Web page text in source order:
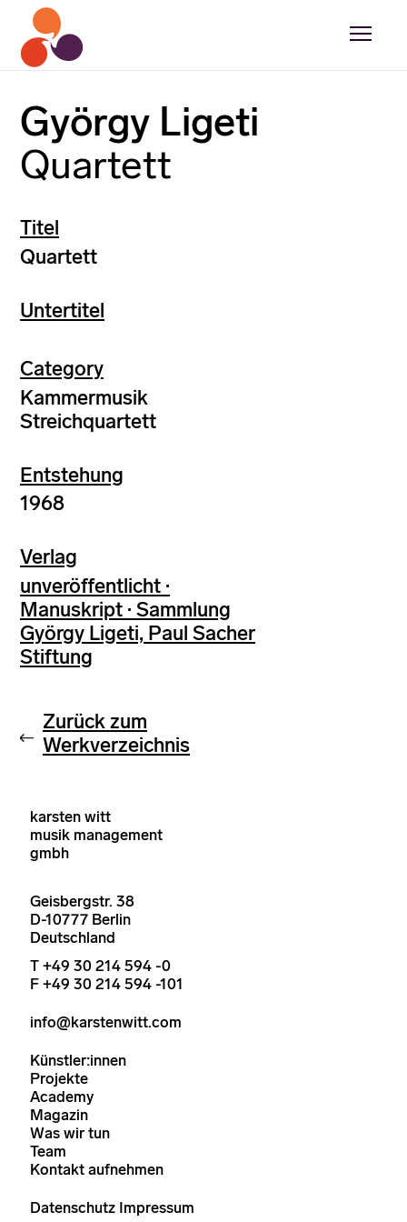
György Ligeti
Quartett
Titel
Quartett
Untertitel
Category
Kammermusik
Streichquartett
Entstehung
1968
Verlag
unveröffentlicht ·
Manuskript · Sammlung
György Ligeti, Paul Sacher
Stiftung
Zurück zum
Werkverzeichnis
karsten witt
musik management
gmbh
Geisbergstr. 38
D-10777 Berlin
Deutschland
T +49 30 214 594 -0
F +49 30 214 594 -101
info@karstenwitt.com
Künstler:innen
Projekte
Academy
Magazin
Was wir tun
Team
Kontakt aufnehmen
Datenschutz Impressum